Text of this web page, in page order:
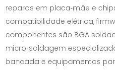
reparos em placa‑mãe e
compatibilidade elétrica,
componentes são BGA
micro‑soldagem
bancada e equipamentos